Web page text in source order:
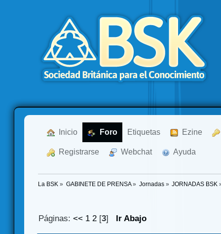
Inicio Foro Etiquetas Ezine
Registrarse Webchat Ayuda
La BSK » GABINETE DE PRENSA» Jornadas» JORNADAS BSK
Páginas:<< 1 2 [3] Ir Abajo